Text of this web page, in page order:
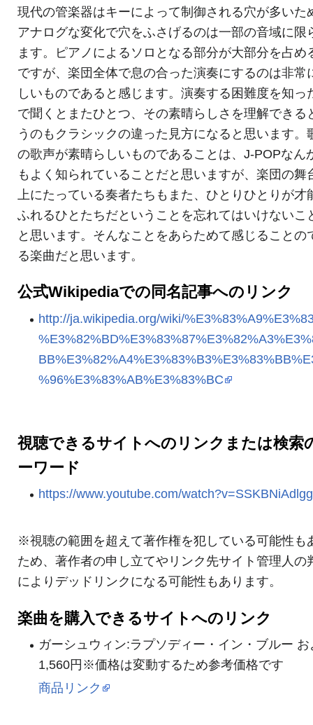
現代の管楽器はキーによって制御される穴が多いた
アナログな変化で穴をふさげるのは一部の音域に限
ます。ピアノによるソロとなる部分が大部分を占め
ですが、楽団全体で息の合った演奏にするのは非常
しいものであると感じます。演奏する困難度を知っ
で聞くとまたひとつ、その素晴らしさを理解できる
うのもクラシックの違った見方になると思います。
の歌声が素晴らしいものであることは、J-POPなん
もよく知られていることだと思いますが、楽団の舞
上にたっている奏者たちもまた、ひとりひとりが才
ふれるひとたちだということを忘れてはいけないこ
と思います。そんなことをあらためて感じることの
る楽曲だと思います。
公式Wikipediaでの同名記事へのリンク
http://ja.wikipedia.org/wiki/
%96%E3%83%AB%E3%83%BC
視聴できるサイトへのリンクまたは検索
ーワード
https://www.youtube.com/watch?v=SSKBNiAdlgg
※視聴の範囲を超えて著作権を犯している可能性も
ため、著作者の申し立てやリンク先サイト管理人の
によりデッドリンクになる可能性もあります。
楽曲を購入できるサイトへのリンク
ガーシュウィン:ラプソディー・イン・ブルー お
1,560円※価格は変動するため参考価格です
商品リンク